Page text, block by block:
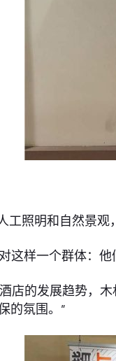
工照明和自然景观
这样一个群体：
店的发展趋势，
的氛围。”